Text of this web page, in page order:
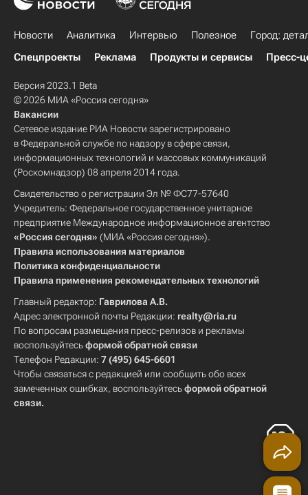
Новости Аналитика Интервью Полезное
Город:
Спецпроекты
Реклама Продукты и сервисы Пресс-
Версия 2023.1 Beta
© 2026 МИА «Россия сегодня»
Вакансии
Сетевое издание РИА Новости зарегистрировано
в Федеральной службе по надзору в сфере связи,
информационных технологий и массовых коммуникаций
(Роскомнадзор) 08 апреля 2014 года.
Свидетельство о регистрации Эл № ФС77-57640
Учредитель: Федеральное государственное унитарное
предприятие Международное информационное агентство
«Россия сегодня» (МИА «Россия сегодня»).
Правила использования материалов
Политика конфиденциальности
Правила применения рекомендательных технологий
Главный редактор: Гаврилова А.В.
Адрес электронной почты Редакции: realty@ria.ru
По вопросам размещения пресс-релизов и рекламы
воспользуйтесьформой обратной связи
Телефон Редакции: 7 (495) 645-6601
Чтобы связаться с редакцией или сообщить обо всех
замеченных ошибках, воспользуйтесьформой обратной
связи.